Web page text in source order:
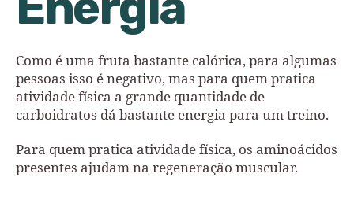
Como é uma fruta bastante calórica, para algumas
pessoas isso é negativo, mas para quem pratica
atividade física a grande quantidade de
carboidratos dá bastante energia para um treino.
Para quem pratica atividade física, os aminoácidos
presentes ajudam na regeneração muscular.